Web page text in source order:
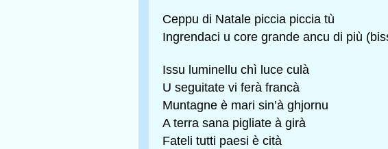
Ceppu di Natale piccia piccia tù
Ingrendaci u core grande ancu di più
Issu luminellu chì luce culà
U seguitate vi ferà francà
Muntagne è mari sin’à ghjornu
A terra sana pigliate à girà
Fateli tutti paesi è cità